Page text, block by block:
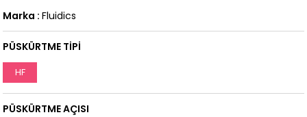
Marka : Fluidics
PÜSKÜRTME TİPİ
HF
PÜSKÜRTME AÇISI